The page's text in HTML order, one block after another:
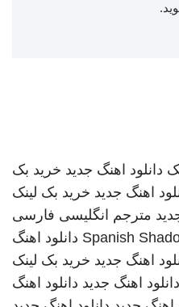
.
دانلود اهنگ جدید خرید بک
اهنگ جدید خرید بک لینک
مترجم انگلیسی فارسی
Spanish دانلود اهنگ
اهنگ جدید خرید بک لینک
دانلود اهنگ جدید دانلود اهنگ